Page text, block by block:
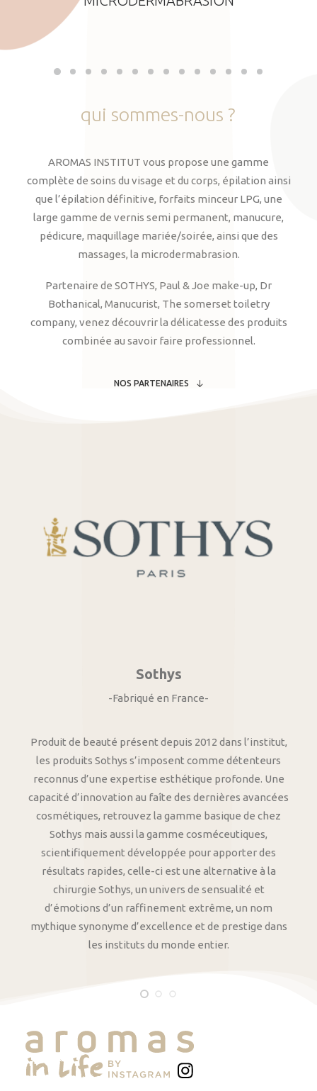
qui sommes-nous ?
AROMAS INSTITUT vous propose une gamme
complète de soins du visage et du corps, épilation ainsi
que l’épilation définitive, forfaits minceur LPG, une
large gamme de vernis semi permanent, manucure,
pédicure, maquillage mariée/soirée, ainsi que des
massages, la microdermabrasion.
Partenaire de SOTHYS, Paul & Joe make-up, Dr
Bothanical, Manucurist, The somerset toiletry
company, venez découvrir la délicatesse des produits
combinée au savoir faire professionnel.
NOS PARTENAIRES
Sothys
-Fabriqué en France-
Produit de beauté présent depuis 2012 dans l’institut,
les produits Sothys s’imposent comme détenteurs
reconnus d’une expertise esthétique profonde. Une
capacité d’innovation au faîte des dernières avancées
cosmétiques, retrouvez la gamme basique de chez
Sothys mais aussi la gamme cosméceutiques,
scientifiquement développée pour apporter des
résultats rapides, celle-ci est une alternative à la
chirurgie Sothys, un univers de sensualité et
d’émotions d’un raffinement extrême, un nom
mythique synonyme d’excellence et de prestige dans
les instituts du monde entier.